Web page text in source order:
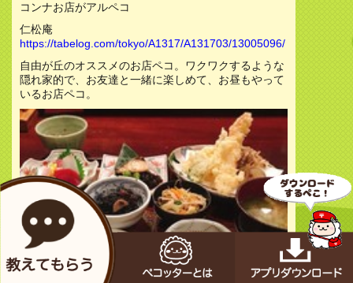
コンナお店がアルペコ
仁松庵
https://tabelog.com/tokyo/A1317/A131703/13005096/
自由が丘のオススメのお店ペコ。ワクワクするような
隠れ家的で、お友達と一緒に楽しめて、お昼もやって
いるお店ペコ。